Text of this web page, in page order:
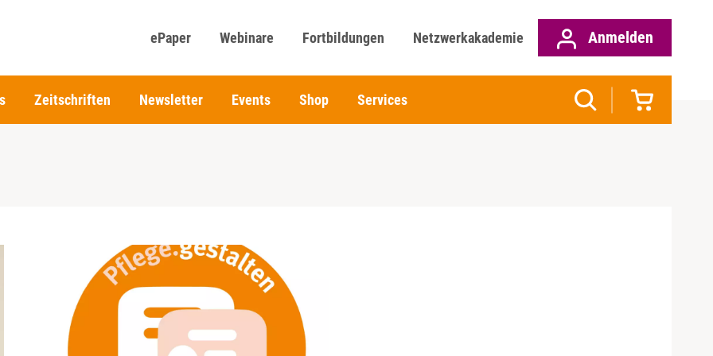
ePaper Webinare Fortbildungen Netzwerkakademie Anmelden
Zeitschriften Newsletter Events Shop Services